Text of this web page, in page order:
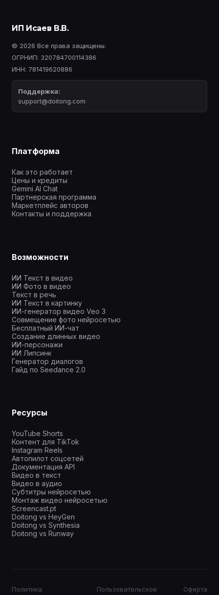
ИП Исаев В.В.
© 2026 Все права защищены.
ОГРНИП: 320784700114386
ИНН: 781419620886
Поддержка:
support@doitong.com
Платформа
Как это работает
Цены и кредиты
Gemini AI Chat
Партнерская программа
Маркетплейс авторов
Контакты и поддержка
Возможности
ИИ Текст в видео
ИИ Фото в видео
Текст в речь
ИИ Текст в картинку
ИИ-генератор видео Veo 3
Совмещение фото нейросетью
Бесплатный ИИ-чат
Создание длинных видео
ИИ-персонажи
ИИ Липсинк
Генератор диалогов
Гайд по Seedance 2.0
Ресурсы
YouTube Shorts
Контент для TikTok
Instagram Reels
Автопилот соцсетей
Документация API
Видео в текст
Видео в аудио
Субтитры нейросетью
Монтаж видео нейросетью
Screencast.pt
Doitong vs HeyGen
Doitong vs Synthesia
Doitong vs Runway
Политика
Пользовательское
Оферта